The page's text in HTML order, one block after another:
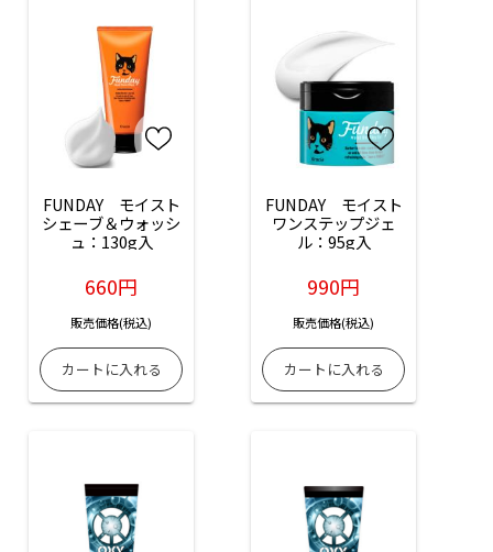
FUNDAY　モイスト
シェーブ＆ウォッシ
ュ：130g入
660円
販売価格(税込)
FUNDAY　モイスト
ワンステップジェ
ル：95g入
990円
販売価格(税込)